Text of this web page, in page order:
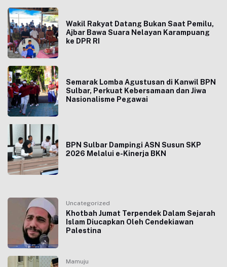
Wakil Rakyat Datang Bukan Saat Pemilu,
Ajbar Bawa Suara Nelayan Karampuang
ke DPR RI
Semarak Lomba Agustusan di Kanwil BPN
Sulbar, Perkuat Kebersamaan dan Jiwa
Nasionalisme Pegawai
BPN Sulbar Dampingi ASN Susun SKP
2026 Melalui e-Kinerja BKN
Uncategorized
Khotbah Jumat Terpendek Dalam Sejarah
Islam Diucapkan Oleh Cendekiawan
Palestina
Mamuju